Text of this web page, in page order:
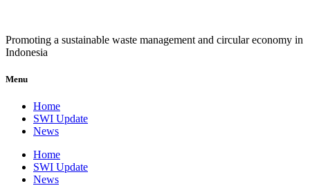
Promoting a sustainable waste management and circular economy in
Indonesia
Menu
Home
SWI Update
News
Home
SWI Update
News